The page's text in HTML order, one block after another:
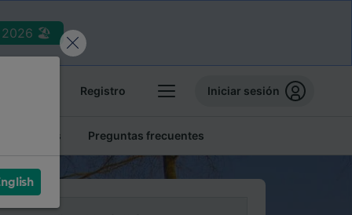
2026 🏖️
Registro Iniciar sesión
baratos Preguntas frecuentes